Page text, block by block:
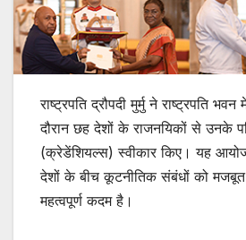
राष्ट्रपति द्रौपदी मुर्मु ने राष्ट्रपति
दौरान छह देशों के राजनयिकों से उनके
(क्रेडेंशियल्स) स्वीकार किए। यह
देशों के बीच कूटनीतिक संबंधों को
महत्वपूर्ण कदम है।